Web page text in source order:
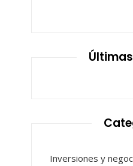
Inversiones y